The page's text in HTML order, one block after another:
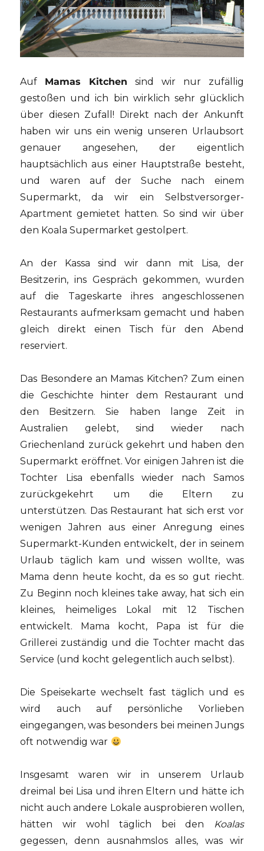
Auf Mamas Kitchen sind wir nur zufällig
gestoßen und ich bin wirklich sehr glücklich
über diesen Zufall! Direkt nach der Ankunft
haben wir uns ein wenig unseren Urlaubsort
genauer angesehen, der eigentlich
hauptsächlich aus einer Hauptstraße besteht,
und waren auf der Suche nach einem
Supermarkt, da wir ein Selbstversorger-
Apartment gemietet hatten. So sind wir über
den Koala Supermarket gestolpert.
An der Kassa sind wir dann mit Lisa, der
Besitzerin, ins Gespräch gekommen, wurden
auf die Tageskarte ihres angeschlossenen
Restaurants aufmerksam gemacht und haben
gleich direkt einen Tisch für den Abend
reserviert.
Das Besondere an Mamas Kitchen? Zum einen
die Geschichte hinter dem Restaurant und
den Besitzern. Sie haben lange Zeit in
Australien gelebt, sind wieder nach
Griechenland zurück gekehrt und haben den
Supermarkt eröffnet. Vor einigen Jahren ist die
Tochter Lisa ebenfalls wieder nach Samos
zurückgekehrt um die Eltern zu
unterstützen. Das Restaurant hat sich erst vor
wenigen Jahren aus einer Anregung eines
Supermarkt-Kunden entwickelt, der in seinem
Urlaub täglich kam und wissen wollte, was
Mama denn heute kocht, da es so gut riecht.
Zu Beginn noch kleines take away, hat sich ein
kleines, heimeliges Lokal mit 12 Tischen
entwickelt. Mama kocht, Papa ist für die
Grillerei zuständig und die Tochter macht das
Service (und kocht gelegentlich auch selbst).
Die Speisekarte wechselt fast täglich und es
wird auch auf persönliche Vorlieben
eingegangen, was besonders bei meinen Jungs
oft notwendig war
Insgesamt waren wir in unserem Urlaub
dreimal bei Lisa und ihren Eltern und hätte ich
nicht auch andere Lokale ausprobieren wollen,
hätten wir wohl täglich bei den
Koalas
gegessen, denn ausnahmslos alles, was wir